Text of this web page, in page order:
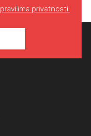
pravilima privatnosti.